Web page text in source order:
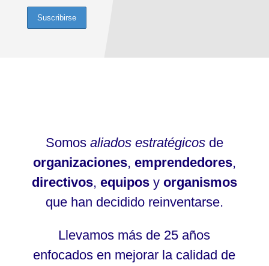
Somos aliados estratégicosde
organizaciones, emprendedores,
directivos, equiposy organismos
que han decidido reinventarse.
Llevamos más de 25 años
enfocados en mejorar la calidad de